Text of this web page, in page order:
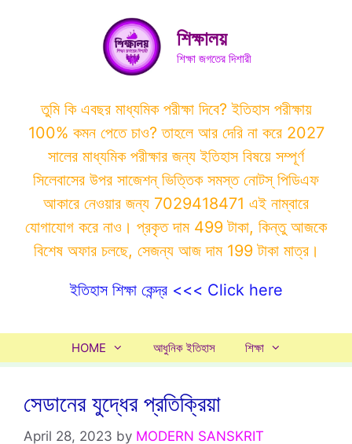
শিক্ষালয়
শিক্ষা জগতের দিশারী
তুমি কি এবছর মাধ্যমিক পরীক্ষা দিবে? ইতিহাস পরীক্ষায়
100% কমন পেতে চাও? তাহলে আর দেরি না করে 2027
সালের মাধ্যমিক পরীক্ষার জন্য ইতিহাস বিষয়ে সম্পূর্ণ
সিলেবাসের উপর সাজেশন্ ভিত্তিক সমস্ত নোটস্ পিডিএফ
আকারে নেওয়ার জন্য 7029418471 এই নাম্বারে
যোগাযোগ করে নাও। প্রকৃত দাম 499 টাকা, কিন্তু আজকে
বিশেষ অফার চলছে, সেজন্য আজ দাম 199 টাকা মাত্র।
ইতিহাস শিক্ষা কেন্দ্র <<< Click here
HOME আধুনিক ইতিহাস শিক্ষা
সেডানের যুদ্ধের প্রতিক্রিয়া
April 28, 2023 by MODERN SANSKRIT